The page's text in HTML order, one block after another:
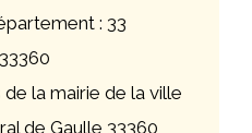
: 33
la mairie de la ville
de Gaulle 33360